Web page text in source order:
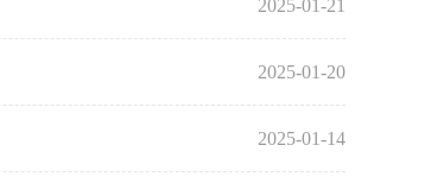
2025-01-21
2025-01-20
2025-01-14